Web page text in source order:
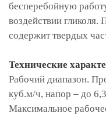
бесперебойную
воздействии гликоля.
содержит твердых
Технические
Рабочий диапазон.
куб.м/ч, напор – до
Максимальное